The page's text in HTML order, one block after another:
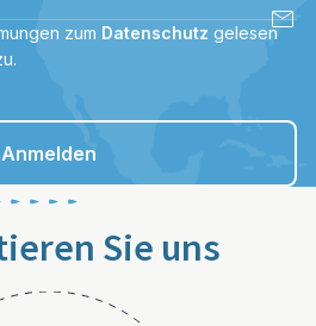
zum Datenschutz gelesen
Anmelden
Sie uns